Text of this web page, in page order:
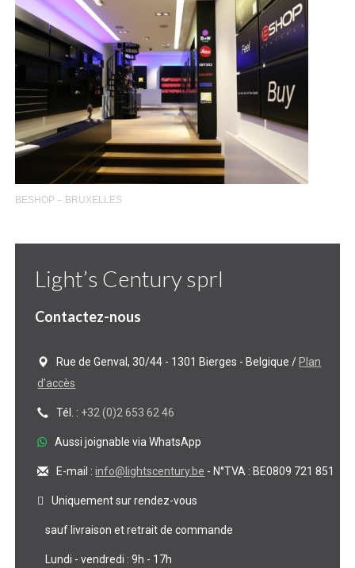
BESHOP – BRUXELLES
Light’s Century sprl
Contactez-nous
Rue de Genval, 30/44 - 1301 Bierges - Belgique /Plan
d’accès
Tél. : +32 (0)2 653 62 46
Aussi joignable via WhatsApp
E-mail :info@lightscentury.be - N°TVA : BE0809 721 851
Uniquement sur rendez-vous
sauf livraison et retrait de commande
Lundi - vendredi : 9h - 17h